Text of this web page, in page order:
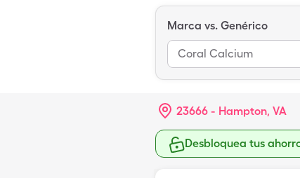
es un medicamento
Marca vs. Genérico
Coral Calcium
23666 - Hampton, VA
Desbloquea tus